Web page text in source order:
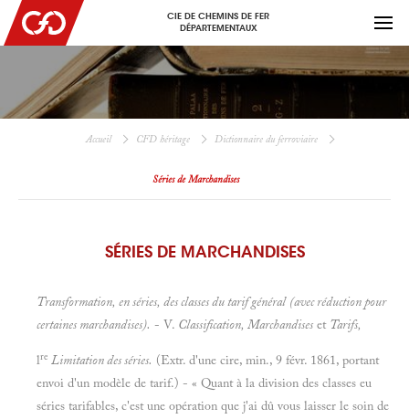
CIE DE CHEMINS DE FER
DÉPARTEMENTAUX
Accueil CFD héritage Dictionnaire du ferroviaire
Séries de Marchandises
SÉRIES DE MARCHANDISES
Transformation, en séries, des classes du tarif général (avec réduction pour
certaines marchandises). - V. Classification, Marchandises et Tarifs,
lre Limitation des séries. (Extr. d'une cire, min., 9 févr. 1861, portant
envoi d'un modèle de tarif.) - « Quant à la division des classes eu
séries tarifables, c'est une opération que j'ai dû vous laisser le soin de